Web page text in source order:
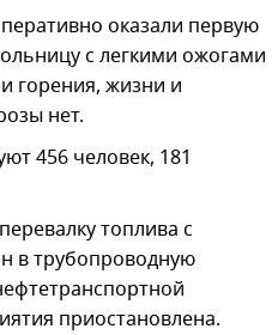
оказали первую
с легкими ожогами
горения, жизни и
нет.
456 человек, 181
топлива с
в трубопроводную
приостановлена.